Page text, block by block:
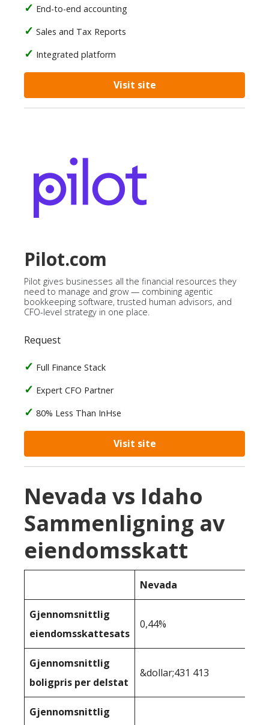
End-to-end accounting
Sales and Tax Reports
Integrated platform
Visit site
Pilot.com
Pilot gives businesses all the financial resources they
need to manage and grow — combining agentic
bookkeeping software, trusted human advisors, and
CFO-level strategy in one place.
Request
Full Finance Stack
Expert CFO Partner
80% Less Than InHse
Visit site
Nevada vs Idaho
Sammenligning av
eiendomsskatt
Nevada
Gjennomsnittlig
eiendomsskattesats
0,44%
Gjennomsnittlig
boligpris per delstat
&dollar;431 413
Gjennomsnittlig